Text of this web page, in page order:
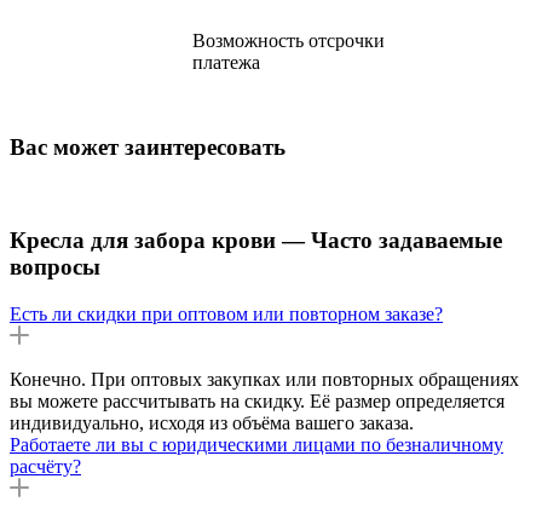
Возможность отсрочки
платежа
Вас может заинтересовать
Кресла для забора крови — Часто задаваемые
вопросы
Есть ли скидки при оптовом или повторном заказе?
Конечно. При оптовых закупках или повторных обращениях
вы можете рассчитывать на скидку. Её размер определяется
индивидуально, исходя из объёма вашего заказа.
Работаете ли вы с юридическими лицами по безналичному
расчёту?